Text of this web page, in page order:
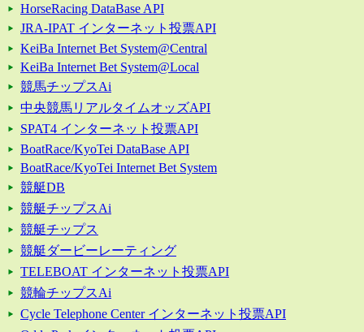
HorseRacing DataBase API
JRA-IPAT インターネット投票API
KeiBa Internet Bet System@Central
KeiBa Internet Bet System@Local
競馬チップスAi
中央競馬リアルタイムオッズAPI
SPAT4 インターネット投票API
BoatRace/KyoTei DataBase API
BoatRace/KyoTei Internet Bet System
競艇DB
競艇チップスAi
競艇チップス
競艇ダービーレーティング
TELEBOAT インターネット投票API
競輪チップスAi
Cycle Telephone Center インターネット投票API